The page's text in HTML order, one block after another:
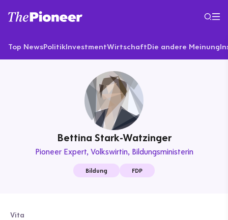
Top NewsPolitikInvestmentWirtschaftDie andere Meinung
Bettina Stark-Watzinger
Pioneer Expert Volkswirtin, Bildungsministerin
Bildung FDP
Vita